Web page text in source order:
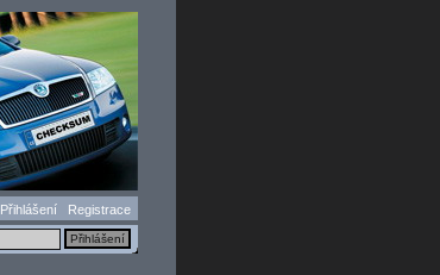
Přihlášení
Registrace